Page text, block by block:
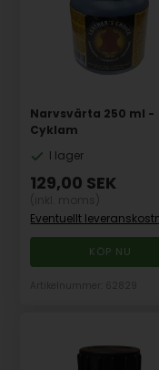
Narvsvärta 250 ml -
Cyklam
I lager
129,00 SEK
Eventuellt